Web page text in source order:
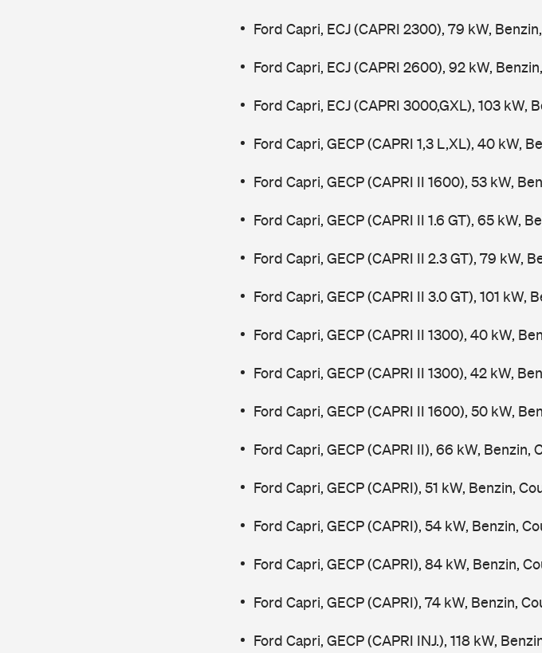
Ford Capri, ECJ (CAPRI 2300), 79 kW,
Ford Capri, ECJ (CAPRI 2600), 92 kW,
Ford Capri, ECJ (CAPRI 3000,GXL), 103 kW,
Ford Capri, GECP (CAPRI 1,3 L,XL), 40 kW,
Ford Capri, GECP (CAPRI II 1600), 53 kW,
Ford Capri, GECP (CAPRI II 1.6 GT), 65 kW,
Ford Capri, GECP (CAPRI II 2.3 GT), 79 kW,
Ford Capri, GECP (CAPRI II 3.0 GT), 101 kW,
Ford Capri, GECP (CAPRI II 1300), 40 kW,
Ford Capri, GECP (CAPRI II 1300), 42 kW,
Ford Capri, GECP (CAPRI II 1600), 50 kW,
Ford Capri, GECP (CAPRI II), 66 kW, Benzin,
Ford Capri, GECP (CAPRI), 51 kW, Benzin,
Ford Capri, GECP (CAPRI), 54 kW, Benzin,
Ford Capri, GECP (CAPRI), 84 kW, Benzin,
Ford Capri, GECP (CAPRI), 74 kW, Benzin,
Ford Capri, GECP (CAPRI INJ.), 118 kW,